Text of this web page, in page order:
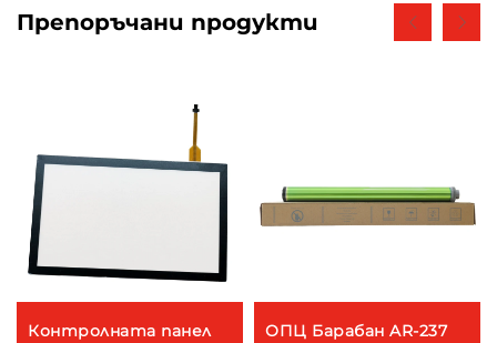
Препоръчани продукти
Контролната панел
ОПЦ Барабан AR-237